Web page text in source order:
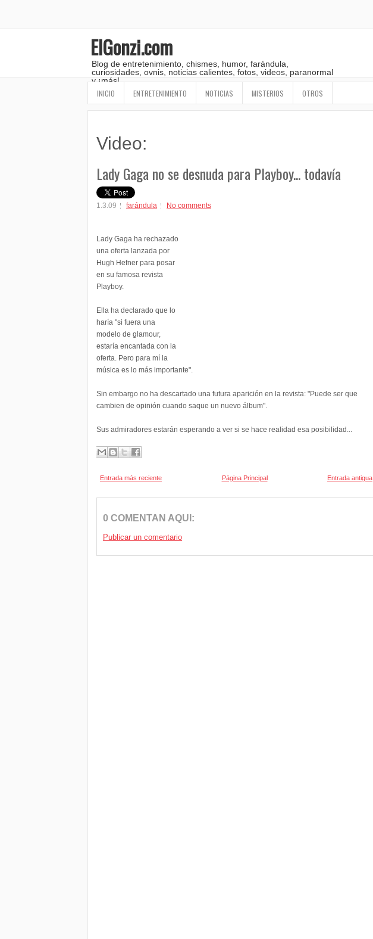
ElGonzi.com
Blog de entretenimiento, chismes, humor, farándula,
curiosidades, ovnis, noticias calientes, fotos, videos, paranormal
y ¡más!
INICIO ENTRETENIMIENTO NOTICIAS MISTERIOS OTROS
Video:
Lady Gaga no se desnuda para Playboy... todavía
1.3.09 farándula No comments
Lady Gaga ha rechazado
una oferta lanzada por
Hugh Hefner para posar
en su famosa revista
Playboy.
Ella ha declarado que lo
haría "si fuera una
modelo de glamour,
estaría encantada con la
oferta. Pero para mí la
música es lo más importante".
Sin embargo no ha descartado una futura aparición en la revista: "Puede ser que
cambien de opinión cuando saque un nuevo álbum".
Sus admiradores estarán esperando a ver si se hace realidad esa posibilidad...
Entrada más reciente Entrada antigua
Página Principal
0 COMENTAN AQUI:
Publicar un comentario